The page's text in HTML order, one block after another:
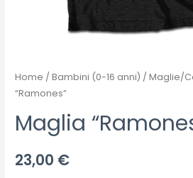
Home /Bambini (0-16 anni) /Maglie/
“Ramones”
Maglia
23,00 €